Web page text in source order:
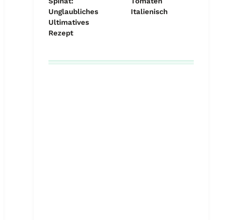
Unglaubliches
Ultimatives
Rezept
Italienisch